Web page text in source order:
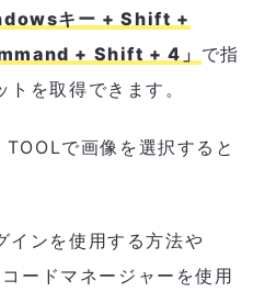
キー + Shift +
+ Shift + 4」 で指
を取得できます。
で画像を選択すると
インを使用する方法や
ードマネージャーを使用